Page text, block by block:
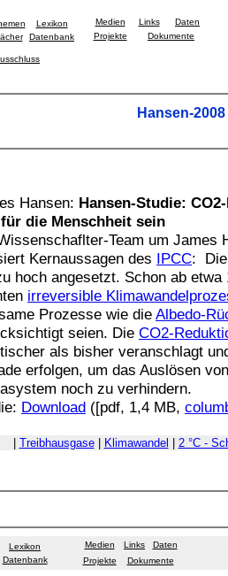
Lexikon
Datenbank
Medien Links
Daten
Projekte
Dokumente
Hansen-2008
Hansen: Hansen-Studie:
die Menschheit sein
Team um James
Kernaussagen des IPCC:
hoch angesetzt. Schon ab etwa
irreversible
Prozesse wie die Albedo-
seien. Die CO2-
als bisher veranschlagt
erfolgen, um das Auslösen
noch zu verhindern.
Download ([pdf, 1,4 MB,
Treibhausgase| Klimawandel 2 °C -
Lexikon
Datenbank
Medien Links
Daten
Projekte
Dokumente